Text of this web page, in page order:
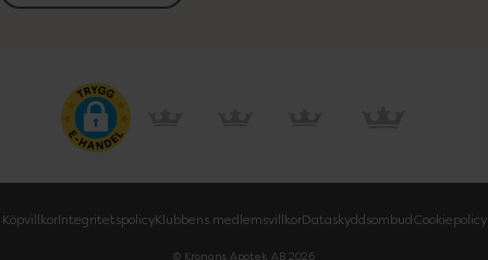
KöpvillkorIntegritetspolicyKlubbens medlemsvillkorDataskyddsombudCookiepolicy
© Kronans Apotek AB 2026